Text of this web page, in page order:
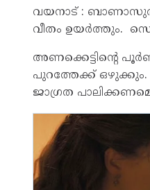
വയനാട് : ബാണാസുര
വീതം ഉയർത്തും.
അണക്കെട്ടിന്റെ
പുറത്തേക്ക് ഒഴുക്കും.
ജാഗ്രത